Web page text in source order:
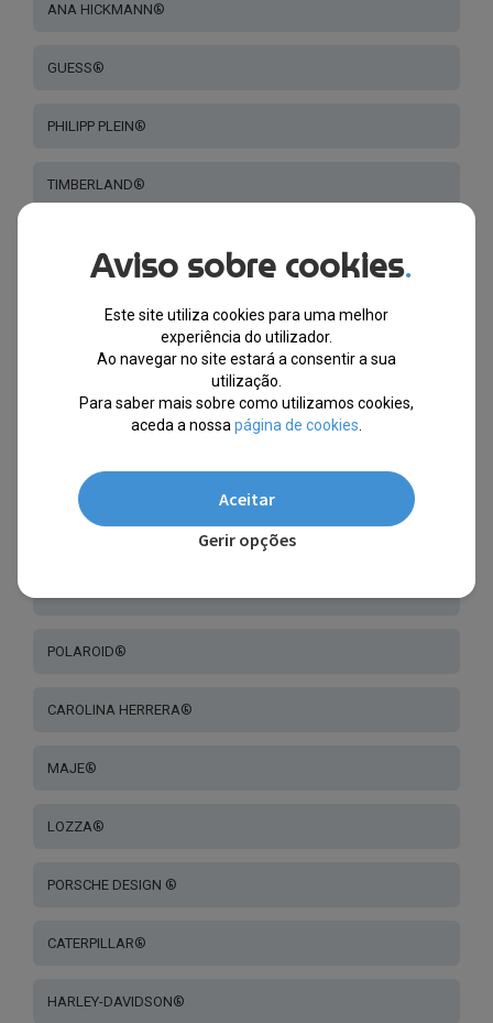
ANA HICKMANN®
GUESS®
PHILIPP PLEIN®
TIMBERLAND®
PEPE JEANS®
POLAROID®
CAROLINA HERRERA®
MAJE®
LOZZA®
PORSCHE DESIGN ®
CATERPILLAR®
HARLEY-DAVIDSON®
Aviso sobre cookies.
Este site utiliza cookies para uma melhor
experiência do utilizador.
Ao navegar no site estará a consentir a sua
utilização.
Para saber mais sobre como utilizamos cookies,
aceda a nossa página de cookies
Aceitar
Gerir opções